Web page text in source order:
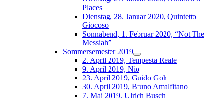
Places
Dienstag, 28. Januar 2020, Quintetto
Giocoso
Sonnabend, 1. Februar 2020, “Not The
Messiah”
Sommersemester 2019
2. April 2019, Tempesta Reale
9. April 2019, Nio
23. April 2019, Guido Goh
30. April 2019, Bruno Amalfitano
7. Mai 2019, Ulrich Busch